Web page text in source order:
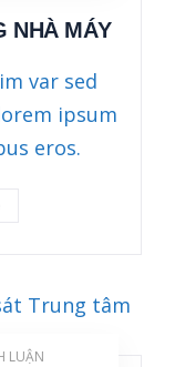
NHÀ MÁY
var sed
ipsum
eros.
LUẬN